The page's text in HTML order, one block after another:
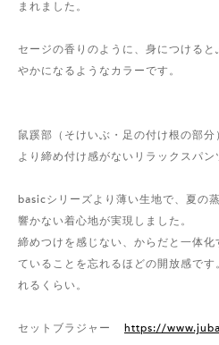
まれました。
セージの香りのように、身につける
やかになるようなカラーです。
鼠蹊部（そけいぶ・足の付け根の部分
より締め付け感がないリラックスパン
basicシリーズより薄い生地で、夏の
響かない着心地が実現しました。
締めつけを感じない、からだと一体
ていることを忘れるほどの開放感で
れるくらい。
セットブラジャー https://